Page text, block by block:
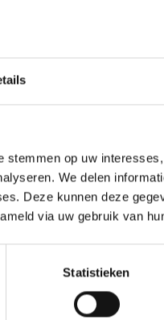
op uw
We delen
Deze kunnen deze
via uw gebruik van
Statistieken